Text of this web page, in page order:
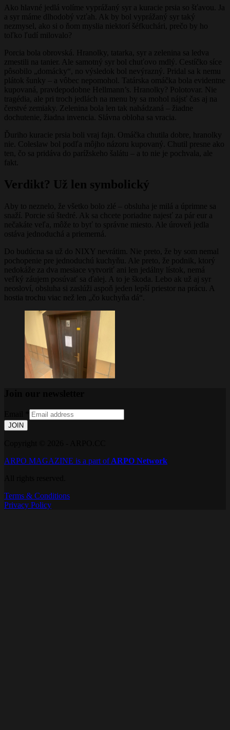
Ako hlavné jedlá volíme vyprážaný syr a kuracie prsia so šťavou. Ja
a syr máme dlhodobý vzťah. Ak by bol vyprážaný syr taký
nezmysel, ako si o ňom myslia niektorí šéfkuchári, prečo by ho
toľko ľudí milovalo?
Porcia bola obrovská. Hranolky, tatarka, syr a zelenina sa ledva
zmestili na tanier. Ale samotný syr bol chuťovo mdlý. Cestíčko síce
pôsobilo „domácky“, no výsledok bol nevýrazný. Pridal sa k nemu
plátok šunky – a vôbec nepomohol. Tatárska omáčka bola evidentne
kupovaná, pravdepodobne Hellmann’s. Hranolky? Polotovar. Nie
tragédia, ale pri troch jedlách na menu by sa mohol nájsť čas aj na
čerstvé zemiaky. Zelenina bola len tak nahádzaná – žiadne
dochutenie, žiadna invencia. Slávna obloha sa vracia.
Ďuriho kuracie prsia boli vraj fajn. Omáčka chutila dobre, hranolky
nie. Coleslaw bol podľa môjho názoru kupovaný. Chutil presne ako
ten, čo sa pridáva do parížskeho šalátu – a to nie je pochvala, ale
fakt.
Verdikt? Už len symbolický
Aby to neznelo, že všetko bolo zlé – obsluha je milá a úprimne sa
snaží. Porcie sú štedré. Ak sa chcete poriadne najesť za pár eur a
nečakáte veľa, môže to byť to správne miesto. Ale úroveň jedla
ostáva jednoduchá a priemerná.
Do budúcna sa už do NIXY nevrátim. Nie preto, že by som nemal
pochopenie pre jednoduchú kuchyňu. Ale preto, že podnik, ktorý
nedokáže za dva mesiace vytvoriť ani len jedálny lístok, nemá
veľký záujem posúvať sa ďalej. A to je škoda. Lebo ak už aj syr
neosloví, obsluha si zaslúži aspoň jeden lepší priestor na prácu. A
hostia trochu viac než len „čo kuchyňa dá“.
JOIN
ARPO MAGAZINE is a part ofARPO Network
Terms & Conditions
Privacy Policy